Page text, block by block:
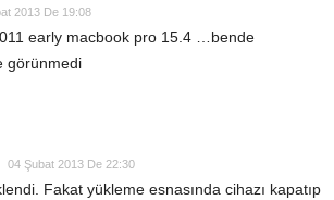
2013 De 19:08
early macbook pro 15.4 …bende
görünmedi
04 Şubat 2013 De 22:30
Fakat yükleme esnasında cihazı kapatıp